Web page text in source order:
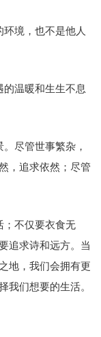
境，也不是他人
温暖和生生不息
尽管世事繁杂，
，追求依然；尽管
；不仅要衣食无
追求诗和远方。当
地，我们会拥有更
我们想要的生活。